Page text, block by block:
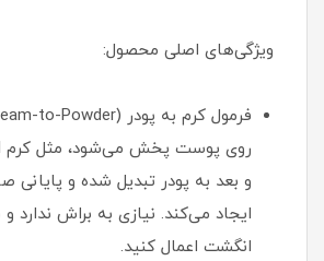
ویژگی‌های اصلی محصول:
و بعد به پودر تبدیل شده و
ایجاد می‌کند. نیازی به براش ندارد و
انگشت اعمال کنید.